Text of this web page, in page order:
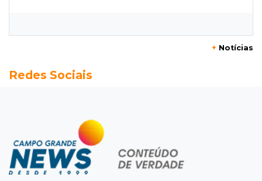
ser mais severa para 52% dos leitores
09:47Automóvel roubado
3ª morte em 24 horas
Pedestre morre atropelado durante a
madrugada no Monte Castelo
+ Notícias
Redes Sociais